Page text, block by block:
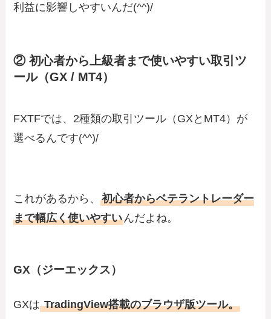
利益に影響しやすいんだ(^^)/
② 初心者から上級者まで使いやすい取引ツ
ール（GX / MT4）
FXTFでは、2種類の取引ツール（GXとMT4）が
選べるんです(^^)/
これがあるから、初心者からベテラントレーダー
まで幅広く使いやすいんだよね。
GX（ジーエックス）
GXはTradingView搭載のブラウザ版ツール。